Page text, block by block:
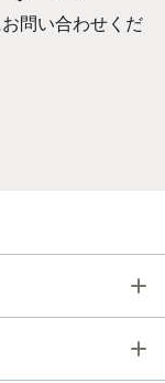
問い合わせくだ